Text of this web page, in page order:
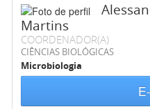
Martins
COORDENADOR(A)
CIÊNCIAS BIOLÓGICAS
Microbiologia